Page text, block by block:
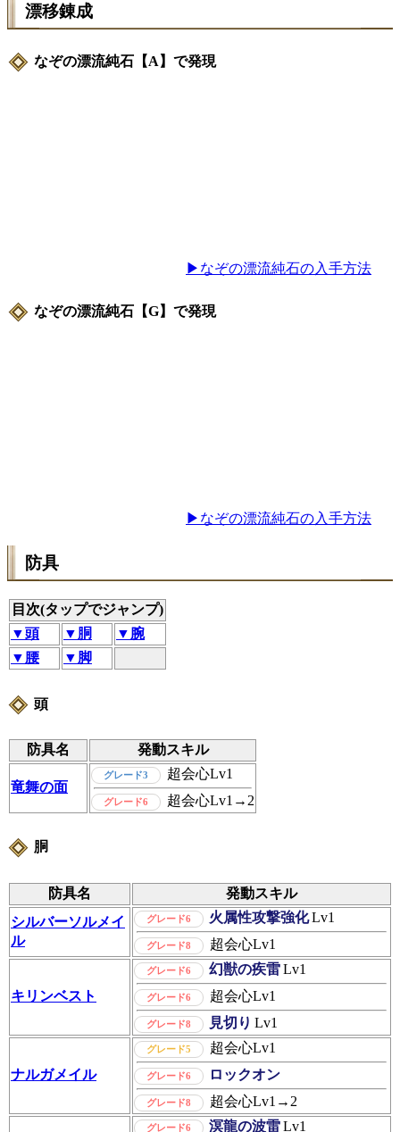
漂移錬成
なぞの漂流純石【A】で発現
▶なぞの漂流純石の入手方法
なぞの漂流純石【G】で発現
▶なぞの漂流純石の入手方法
防具
目次(タップでジャンプ)
▼頭
▼胴
▼腕
▼腰
▼脚
頭
防具名 発動スキル
竜舞の面
グレード3 超会心Lv1
グレード6 超会心Lv1→2
胴
防具名
発動スキル
シルバーソルメイ
ル
グレード6 火属性攻撃強化Lv1
グレード8 超会心Lv1
キリンベスト
グレード6 幻獣の疾雷Lv1
グレード6 超会心Lv1
グレード8 見切り Lv1
ナルガメイル
グレード5 超会心Lv1
グレード6 ロックオン
グレード8 超会心Lv1→2
グレード6 溟龍の波雷Lv1